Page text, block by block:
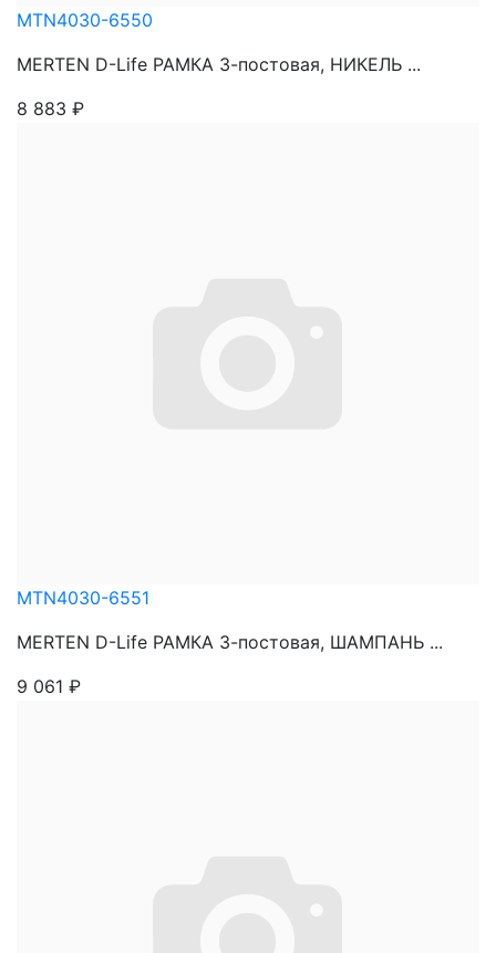
MTN4030-6550
MERTEN D-Life РАМКА 3-постовая, НИКЕЛЬ ...
8 883 ₽
MTN4030-6551
MERTEN D-Life РАМКА 3-постовая, ШАМПАНЬ ...
9 061 ₽